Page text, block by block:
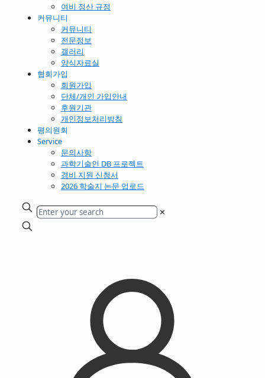
여비 정산 규정
커뮤니티
커뮤니티
전문정보
갤러리
양식자료실
협회가입
회원가입
단체/개인 가입안내
후원기관
개인정보처리방침
평의원회
Service
문의사항
과학기술인 DB 프로젝트
경비 지원 신청서
2026 학술지 논문 업로드
✕